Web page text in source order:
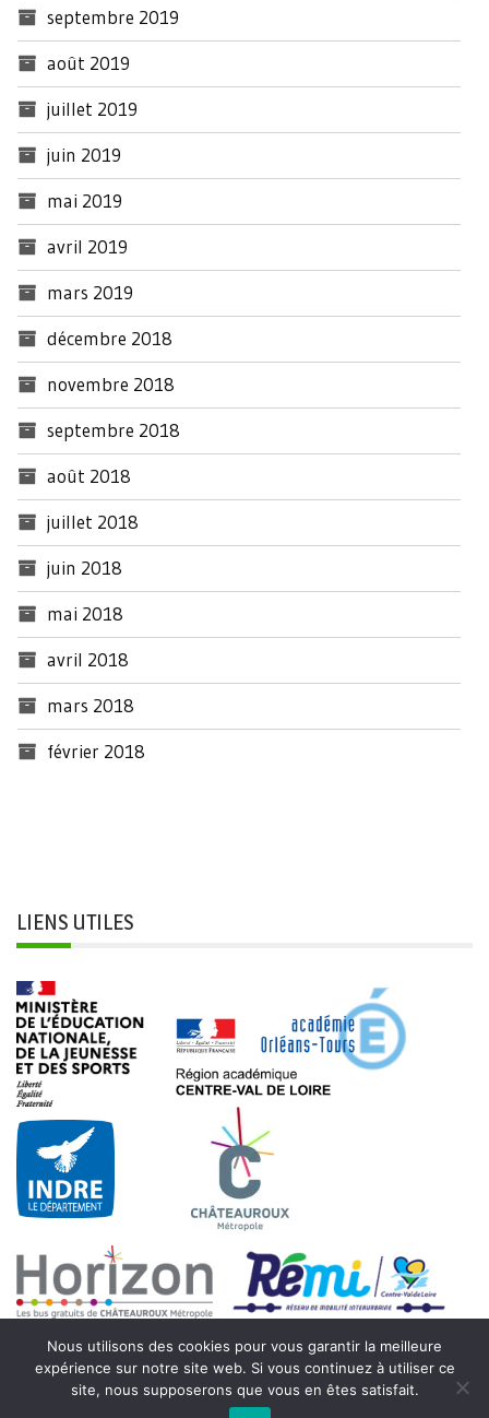
septembre 2019
août 2019
juillet 2019
juin 2019
mai 2019
avril 2019
mars 2019
décembre 2018
novembre 2018
septembre 2018
août 2018
juillet 2018
juin 2018
mai 2018
avril 2018
mars 2018
février 2018
LIENS UTILES
© 2021 - Collège Beaulieu - 7 rue Max Hymans - 36000 Châteauroux
Nous utilisons des cookies pour vous garantir la meilleure
expérience sur notre site web. Si vous continuez à utiliser ce
site, nous supposerons que vous en êtes satisfait.